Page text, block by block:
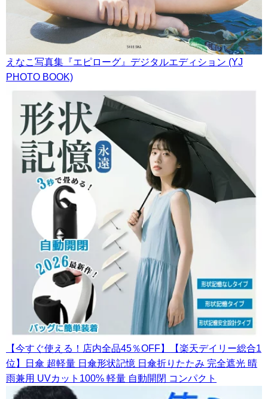
えなこ写真集『エピローグ』デジタルエディション (YJ
PHOTO BOOK)
【今すぐ使える！店内全品45％OFF】【楽天デイリー総合1
位】日傘 超軽量 日傘形状記憶 日傘折りたたみ 完全遮光 晴
雨兼用 UVカット100% 軽量 自動開閉 コンパクト